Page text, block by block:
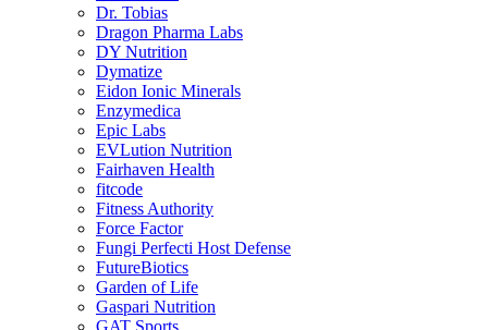
Dr. Tobias
Dragon Pharma Labs
DY Nutrition
Dymatize
Eidon Ionic Minerals
Enzymedica
Epic Labs
EVLution Nutrition
Fairhaven Health
fitcode
Fitness Authority
Force Factor
Fungi Perfecti Host Defense
FutureBiotics
Garden of Life
Gaspari Nutrition
GAT Sports